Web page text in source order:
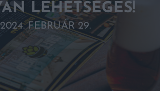
LEHETSÉGES!
2024. FEBRUÁR 29.